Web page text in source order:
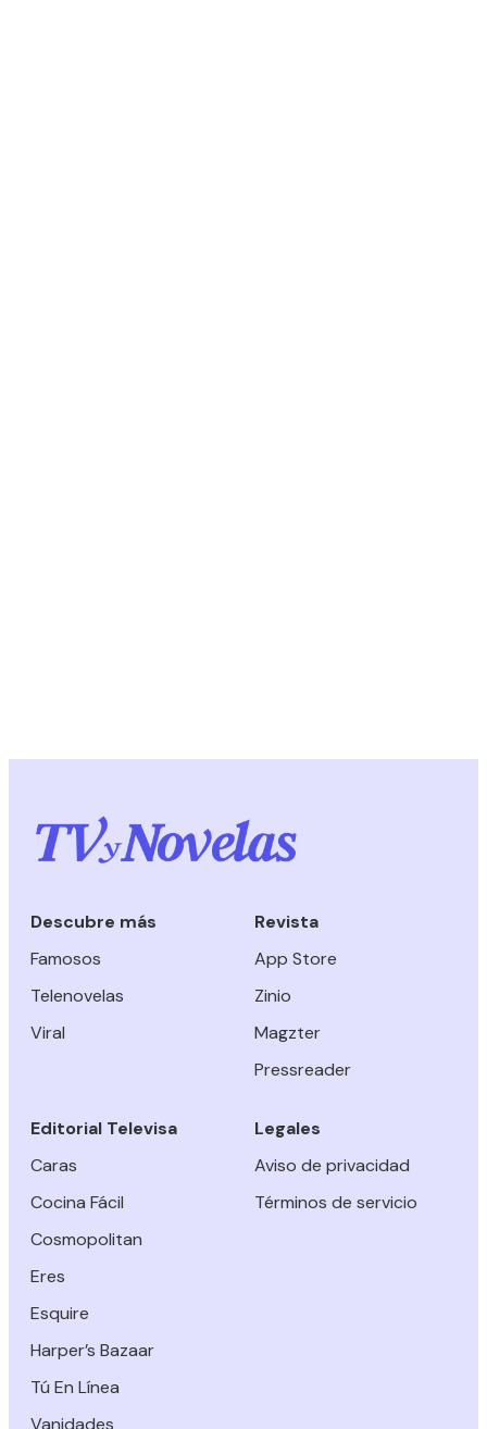
Descubre más
Famosos
Telenovelas
Viral
Revista
App Store
Zinio
Magzter
Pressreader
Editorial Televisa
Caras
Cocina Fácil
Cosmopolitan
Eres
Esquire
Harper’s Bazaar
Tú En Línea
Vanidades
Legales
Aviso de privacidad
Términos de servicio